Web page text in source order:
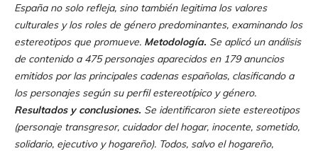
España no solo refleja, sino también legitima los valores
culturales y los roles de género predominantes, examinando los
estereotipos que promueve. Metodología. Se aplicó un análisis
de contenido a 475 personajes aparecidos en 179 anuncios
emitidos por las principales cadenas españolas, clasificando a
los personajes según su perfil estereotípico y género.
Resultados y conclusiones. Se identificaron siete estereotipos
(personaje transgresor, cuidador del hogar, inocente, sometido,
solidario, ejecutivo y hogareño). Todos, salvo el hogareño,